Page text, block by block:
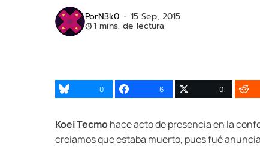
PorN3k0 15 Sep, 2015
1 mins. de lectura
0 6 0
Koei Tecmohace acto de presencia en la
creiamos que estaba muerto, pues fué